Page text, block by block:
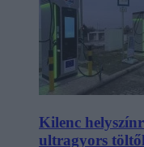
Kilenc
ultragyors